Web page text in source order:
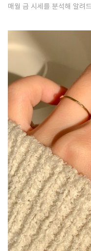
매월 금 시세를 분석해 알려